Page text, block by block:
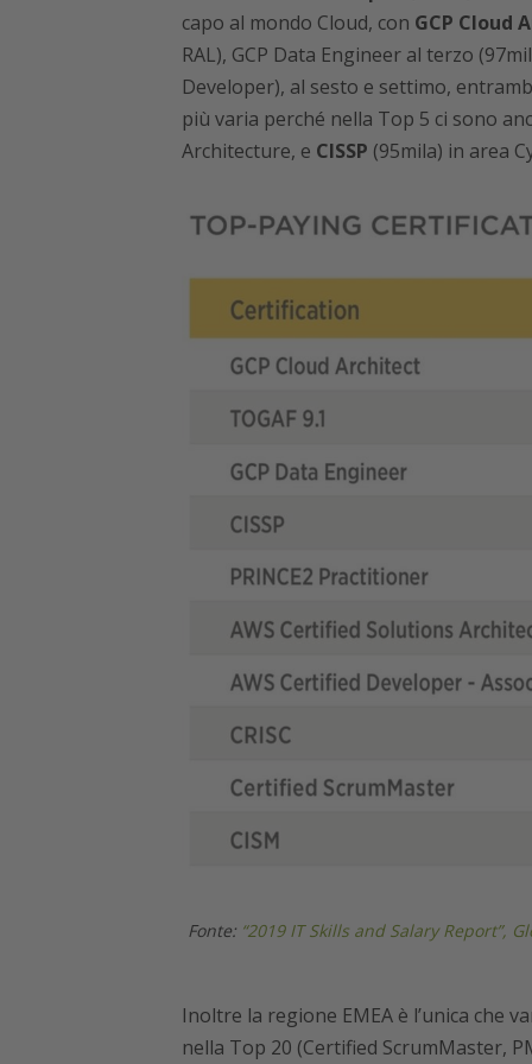
capo al mondo Cloud, con GCP Cloud
RAL), GCP Data Engineer al terzo
Developer), al sesto e settimo,
più varia perché nella Top 5 ci sono
Architecture, e CISSP (95mila) in area
Fonte: “2019 IT Skills and Salary Report”,
Inoltre la regione EMEA è l’unica che
nella Top 20 (Certified ScrumMaster,